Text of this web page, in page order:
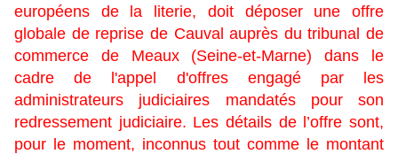
européens de la literie, doit déposer une offre
globale de reprise de Cauval auprès du tribunal de
commerce de Meaux (Seine-et-Marne) dans le
cadre de l'appel d'offres engagé par les
administrateurs judiciaires mandatés pour son
redressement judiciaire. Les détails de l’offre sont,
pour le moment, inconnus tout comme le montant